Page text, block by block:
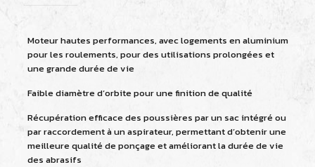
Moteur hautes performances, avec logements en aluminium
pour les roulements, pour des utilisations prolongées et
une grande durée de vie
Faible diamètre d‘orbite pour une finition de qualité
Récupération efficace des poussières par un sac intégré ou
par raccordement à un aspirateur, permettant d‘obtenir une
meilleure qualité de ponçage et améliorant la durée de vie
des abrasifs